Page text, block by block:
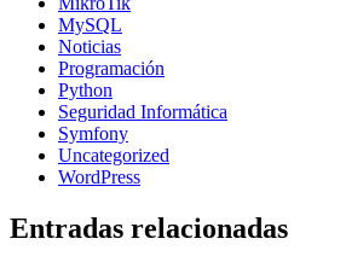
MySQL
Noticias
Programación
Python
Seguridad Informática
Symfony
Uncategorized
WordPress
Entradas relacionadas